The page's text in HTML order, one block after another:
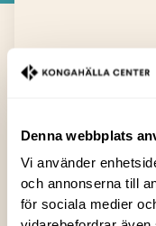
Denna webbplats
Vi använder
och annonserna till
för sociala medier
Från oss